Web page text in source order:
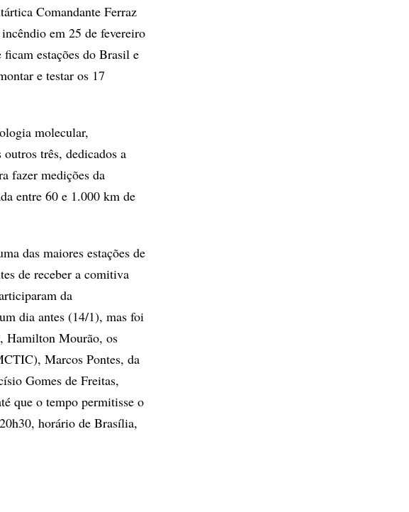
Comandante Ferraz
em 25 de fevereiro
estações do Brasil e
e testar os 17
molecular,
três, dedicados a
fazer medições da
entre 60 e 1.000 km de
das maiores estações de
de receber a comitiva
da
dia antes (14/1), mas foi
Hamilton Mourão, os
Marcos Pontes, da
Gomes de Freitas,
que o tempo permitisse o
horário de Brasília,